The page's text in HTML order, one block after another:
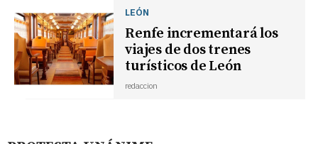
LEÓN
Renfe incrementará los
viajes de dos trenes
turísticos de León
redaccion